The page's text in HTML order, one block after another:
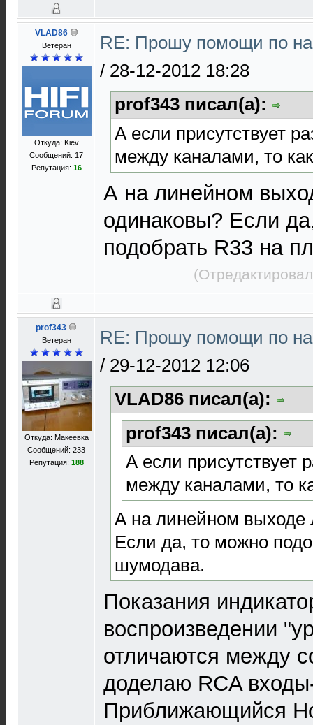
VLAD86
Ветеран
Откуда: Kiev
Сообщений: 17
Репутация: 16
RE: Прошу помощи по
/ 28-12-2012 18:28
prof343 писал(а):
А если присутствует
между каналами, то
А на линейном
одинаковы? Если
подобрать R33 на
prof343
Ветеран
Откуда: Макеевка
Сообщений: 233
Репутация: 188
RE: Прошу помощи по
/ 29-12-2012 12:06
VLAD86 писал(а):
prof343 писал(а):
А если присутствует
между каналами, то
А на линейном
Если да, то можно
шумодава.
Показания
воспроизведении
отличаются между
доделаю RCA
Приближающийся